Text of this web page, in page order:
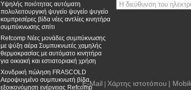
Υψηλής ποιότητας αυτόματη
πολυλειτουργική ψυγείο ψυγείο ψυγείο
κομπρεσέρες βίδα νέες αντλίες κινητήρα
συμπύκνωσης σπίτι
Refcomp Νέες μονάδες συμπύκνωσης
με ψύξη αέρα Συμπυκνωτές χαμηλής
θερμοκρασίας με αυτόματο κινητήρα
για οικιακή και εστιατοριακή χρήση
Χονδρική πώληση FRASCOLD
Αεροψυγμένο συμπυκνωτή βίδα
εξοικονόμηση ενέργειας RefcompE-Mail Χάρτης ιστοτόπου |